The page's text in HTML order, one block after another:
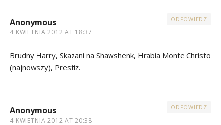
Anonymous
4 KWIETNIA 2012 AT 18:37
ODPOWIEDZ
Brudny Harry, Skazani na Shawshenk, Hrabia Monte Christo
(najnowszy), Prestiż.
Anonymous
4 KWIETNIA 2012 AT 20:38
ODPOWIEDZ